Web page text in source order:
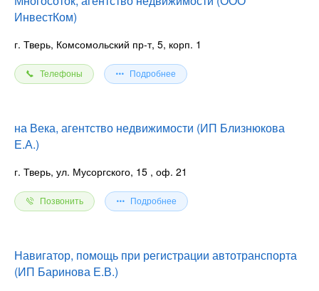
ИнвестКом)
г. Тверь, Комсомольский пр-т, 5, корп. 1
Телефоны Подробнее
на Века, агентство недвижимости (ИП Близнюкова
Е.А.)
г. Тверь, ул. Мусоргского, 15 , оф. 21
Позвонить Подробнее
Навигатор, помощь при регистрации автотранспорта
(ИП Баринова Е.В.)